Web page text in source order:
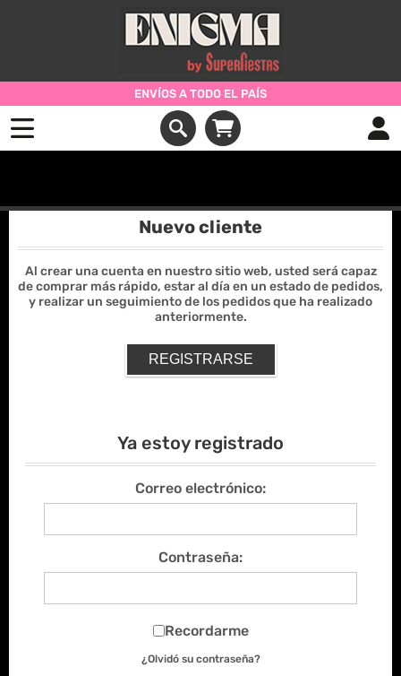
ENVÍOS A TODO EL PAÍS
Nuevo cliente
Al crear una cuenta en nuestro sitio web, usted será capaz
de comprar más rápido, estar al día en un estado de pedidos,
y realizar un seguimiento de los pedidos que ha realizado
anteriormente.
Ya estoy registrado
Correo electrónico:
Contraseña:
Recordarme
¿Olvidó su contraseña?